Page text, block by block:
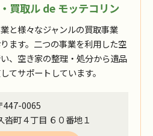
買取ル de モッテコリン
と様々なジャンルの買取事業
ます。二つの事業を利用した空
、空き家の整理・処分から遺品
てサポートしています。
447-0065
沓町４丁目 ６０番地１